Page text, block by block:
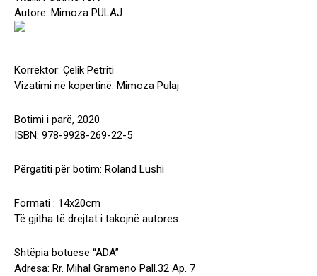
Autore: Mimoza PULAJ
Korrektor: Çelik Petriti
Vizatimi në kopertinë: Mimoza Pulaj
Botimi i parë, 2020
ISBN: 978-9928-269-22-5
Përgatiti për botim: Roland Lushi
Formati : 14x20cm
Të gjitha të drejtat i takojnë autores
Shtëpia botuese “ADA”
Adresa: Rr. Mihal Grameno Pall.32 Ap. 7